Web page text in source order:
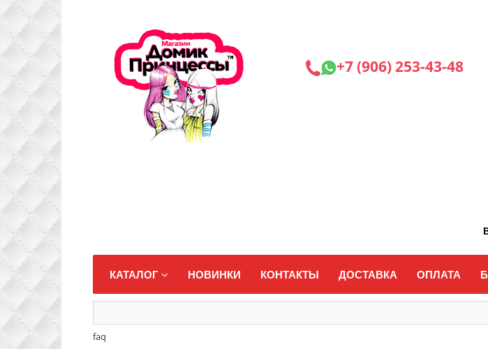
+7 (906) 253-43-48
КАТАЛОГ НОВИНКИ КОНТАКТЫ ДОСТАВКА ОПЛАТА
faq